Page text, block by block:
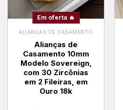
Em oferta 🔥
ALIANÇAS DE CASAMENTO
Alianças de
Casamento 10mm
Modelo Sovereign,
com 30 Zircônias
em 2 Fileiras, em
Ouro 18k